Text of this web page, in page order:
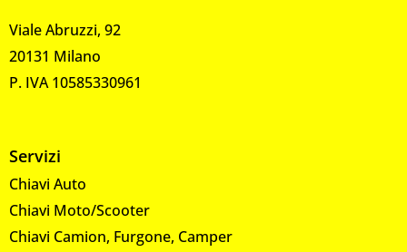
Viale Abruzzi, 92
20131 Milano
P. IVA 10585330961
Servizi
Chiavi Auto
Chiavi Moto/Scooter
Chiavi Camion, Furgone, Camper